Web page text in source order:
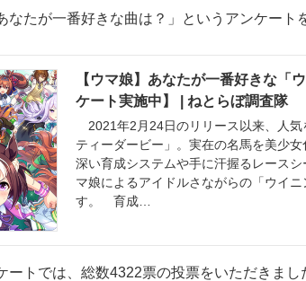
なたが一番好きな曲は？」というアンケート
【ウマ娘】あなたが一番好きな「
ケート実施中】 | ねとらぼ調査隊
2021年2月24日のリリース以来、人
ティーダービー」。実在の名馬を美少
深い育成システムや手に汗握るレース
マ娘によるアイドルさながらの「ウイ
す。 育成…
ートでは、総数4322票の投票をいただきま